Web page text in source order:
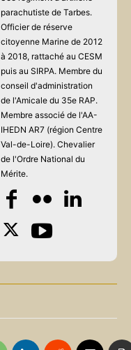
parachutiste de Tarbes.
Officier de réserve
citoyenne Marine de 2012
à 2018, rattaché au CESM
puis au SIRPA. Membre du
conseil d'administration
de l'Amicale du 35e RAP.
Membre associé de l'AA-
IHEDN AR7 (région Centre
Val-de-Loire). Chevalier
de l'Ordre National du
Mérite.